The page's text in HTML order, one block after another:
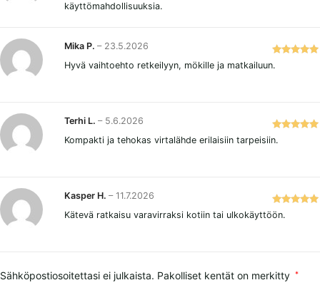
käyttömahdollisuuksia.
Arvostelu
Mika P. – 23.5.2026
Hyvä vaihtoehto retkeilyyn, mökille ja matkailuun.
Arvostelu
Terhi L. – 5.6.2026
Kompakti ja tehokas virtalähde erilaisiin tarpeisiin.
Arvostelu
Kasper H. – 11.7.2026
Kätevä ratkaisu varavirraksi kotiin tai ulkokäyttöön.
Sähköpostiosoitettasi ei julkaista. Pakolliset kentät on merkitty *